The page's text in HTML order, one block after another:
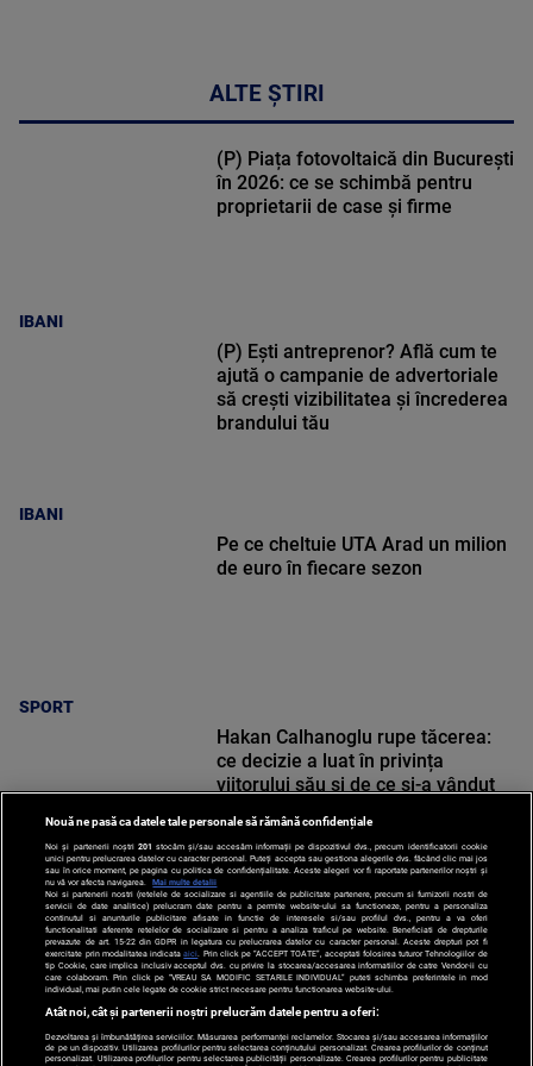
ALTE ȘTIRI
IBANI
(P) Piața fotovoltaică din București
în 2026: ce se schimbă pentru
proprietarii de case și firme
IBANI
(P) Ești antreprenor? Află cum te
ajută o campanie de advertoriale
să crești vizibilitatea și încrederea
brandului tău
SPORT
Pe ce cheltuie UTA Arad un milion
de euro în fiecare sezon
SPORT
Hakan Calhanoglu rupe tăcerea:
ce decizie a luat în privința
viitorului său și de ce și-a vândut
Nouă ne pasă ca datele tale personale să rămână confidențiale
Noi și partenerii noștri 201 stocăm și/sau accesăm informații pe dispozitivul dvs., precum identificatorii cookie
unici pentru prelucrarea datelor cu caracter personal. Puteți accepta sau gestiona alegerile dvs. făcând clic mai jos
sau în orice moment, pe pagina cu politica de confidențialitate. Aceste alegeri vor fi raportate partenerilor noștri și
nu vă vor afecta navigarea.
Mai multe detalii
Noi si partenerii nostri (retelele de socializare si agentiile de publicitate partenere, precum si furnizorii nostri de
servicii de date analitice) prelucram date pentru a permite website-ului sa functioneze, pentru a personaliza
continutul si anunturile publicitare afisate in functie de interesele si/sau profilul dvs., pentru a va oferi
functionalitati aferente retelelor de socializare si pentru a analiza traficul pe website. Beneficiati de drepturile
prevazute de art. 15-22 din GDPR in legatura cu prelucrarea datelor cu caracter personal. Aceste drepturi pot fi
exercitate prin modalitatea indicataaici . Prin click pe “ACCEPT TOATE”, acceptati folosirea tuturor Tehnologiilor de
tip Cookie, care implica inclusiv acceptul dvs. cu privire la stocarea/accesarea informatiilor de catre Vendor-ii cu
care colaboram. Prin click pe “VREAU SA MODIFIC SETARILE INDIVIDUAL” puteti schimba preferintele in mod
individual, mai putin cele legate de cookie strict necesare pentru functionarea website-ului.
Atât noi, cât și partenerii noștri prelucrăm datele pentru a oferi:
Dezvoltarea și îmbunătățirea serviciilor. Măsurarea performanței reclamelor. Stocarea și/sau accesarea informațiilor
de pe un dispozitiv. Utilizarea profilurilor pentru selectarea conținutului personalizat. Crearea profilurilor de conținut
personalizat. Utilizarea profilurilor pentru selectarea publicității personalizate. Crearea profilurilor pentru publicitate